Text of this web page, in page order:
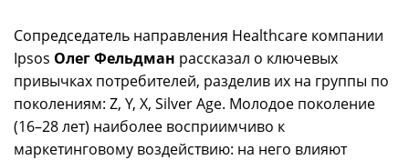
Сопредседатель направления Healthcare компании
Ipsos Олег Фельдман рассказал о ключевых
привычках потребителей, разделив их на группы по
поколениям: Z, Y, X, Silver Age. Молодое поколение
(16–28 лет) наиболее восприимчиво к
маркетинговому воздействию: на него влияют